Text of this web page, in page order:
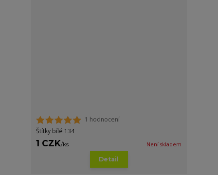
1 hodnocení
Štítky bílé 134
1 CZK/ks Není skladem
Detail